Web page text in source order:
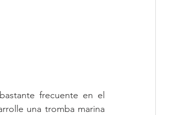
frecuente en el
una tromba marina